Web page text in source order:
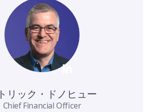
リック・ドノヒュー
Chief Financial Officer